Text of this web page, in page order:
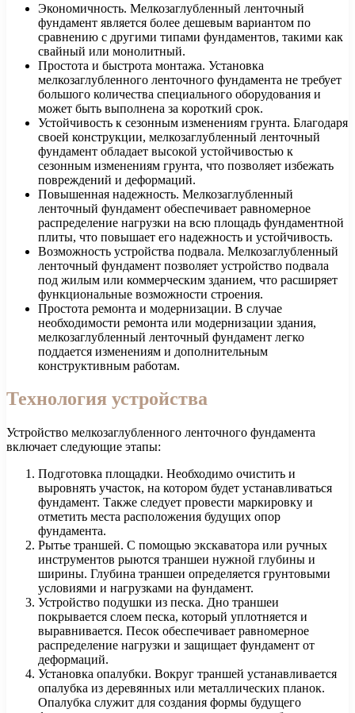
Экономичность. Мелкозаглубленный ленточный
фундамент является более дешевым вариантом по
сравнению с другими типами фундаментов, такими как
свайный или монолитный.
Простота и быстрота монтажа. Установка
мелкозаглубленного ленточного фундамента не требует
большого количества специального оборудования и
может быть выполнена за короткий срок.
Устойчивость к сезонным изменениям грунта. Благодаря
своей конструкции, мелкозаглубленный ленточный
фундамент обладает высокой устойчивостью к
сезонным изменениям грунта, что позволяет избежать
повреждений и деформаций.
Повышенная надежность. Мелкозаглубленный
ленточный фундамент обеспечивает равномерное
распределение нагрузки на всю площадь фундаментной
плиты, что повышает его надежность и устойчивость.
Возможность устройства подвала. Мелкозаглубленный
ленточный фундамент позволяет устройство подвала
под жилым или коммерческим зданием, что расширяет
функциональные возможности строения.
Простота ремонта и модернизации. В случае
необходимости ремонта или модернизации здания,
мелкозаглубленный ленточный фундамент легко
поддается изменениям и дополнительным
конструктивным работам.
Технология устройства
Устройство мелкозаглубленного ленточного фундамента
включает следующие этапы:
Подготовка площадки. Необходимо очистить и
выровнять участок, на котором будет устанавливаться
фундамент. Также следует провести маркировку и
отметить места расположения будущих опор
фундамента.
Рытье траншей. С помощью экскаватора или ручных
инструментов рыются траншеи нужной глубины и
ширины. Глубина траншеи определяется грунтовыми
условиями и нагрузками на фундамент.
Устройство подушки из песка. Дно траншеи
покрывается слоем песка, который уплотняется и
выравнивается. Песок обеспечивает равномерное
распределение нагрузки и защищает фундамент от
деформаций.
Установка опалубки. Вокруг траншей устанавливается
опалубка из деревянных или металлических планок.
Опалубка служит для создания формы будущего